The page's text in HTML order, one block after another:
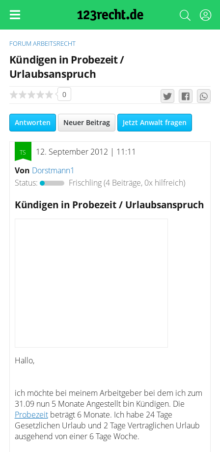
FORUM ARBEITSRECHT
Kündigen in Probezeit /
Urlaubsanspruch
0
Antworten Neuer Beitrag Jetzt Anwalt fragen
12. September 2012 | 11:11
Von Dorstmann1
Status:
Frischling(4 Beiträge, 0x hilfreich)
Kündigen in Probezeit / Urlaubsanspruch
Hallo,
ich möchte bei meinem Arbeitgeber bei dem ich zum
31.09 nun 5 Monate Angestellt bin Kündigen. Die
Probezeit beträgt 6 Monate. Ich habe 24 Tage
Gesetzlichen Urlaub und 2 Tage Vertraglichen Urlaub
ausgehend von einer 6 Tage Woche.